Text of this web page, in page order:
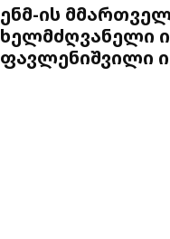
ენმ-ის
ხელმძღვანელი
ფავლენიშვილი